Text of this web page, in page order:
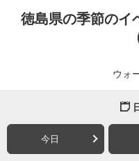
徳島県の季節のイ
ウォ
今日